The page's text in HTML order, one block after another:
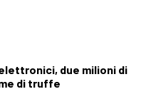
due milioni di
di truffe